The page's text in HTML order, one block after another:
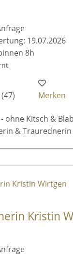
19.07.2026
8h
(47)
Merken
ohne Kitsch &
& Traurednerin
Kristin